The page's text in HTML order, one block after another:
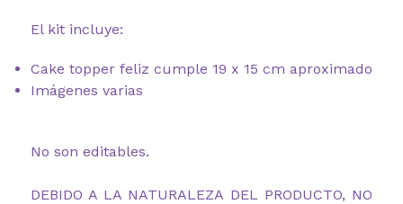
El kit incluye:
Cake topper feliz cumple 19 x 15 cm aproximado
Imágenes varias
No son editables.
DEBIDO A LA NATURALEZA DEL PRODUCTO, NO